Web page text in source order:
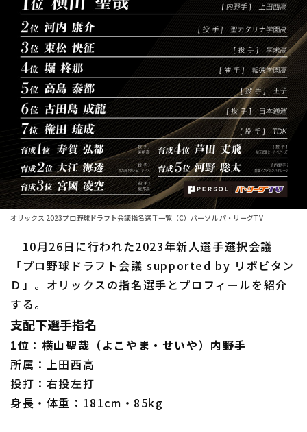
順位表･成績
1軍公式戦
ファーム東地区
ファーム中地区
ファーム西地区
交流戦
選手名鑑
選手名鑑トップ
北海道日本ハムファイターズ
東北楽天ゴールデンイーグルス
埼玉西武ライオンズ
千葉ロッテマリーンズ
オリックス・バファローズ
福岡ソフトバンクホークス
ニュース
設定
オリックス 2023プロ野球ドラフト会議指名選手一覧（C）パーソル パ・リーグTV
10月26日に行われた2023年新人選手選択会議
「プロ野球ドラフト会議 supported by リポビタン
Ｄ」。オリックスの指名選手とプロフィールを紹介
する。
支配下選手指名
1位：横山聖哉（よこやま・せいや）内野手
所属：上田西高
投打：右投左打
身長・体重：181cm・85kg